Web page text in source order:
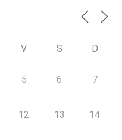
V S D
5 6 7
12 13 14